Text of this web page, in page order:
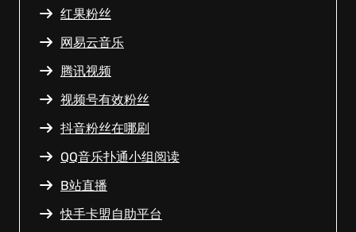
红果粉丝
网易云音乐
腾讯视频
视频号有效粉丝
抖音粉丝在哪刷
QQ音乐扑通小组阅读
B站直播
快手卡盟自助平台